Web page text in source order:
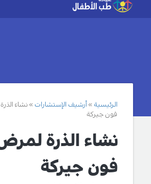
الرئيسية أرشيف الإستشارات
نشاء
فون جيركة
نشاء الذرة
فون جيركة